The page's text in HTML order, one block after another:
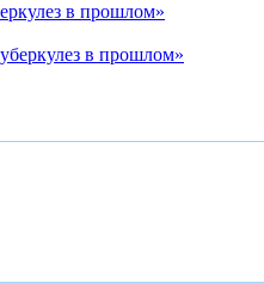
в прошлом»